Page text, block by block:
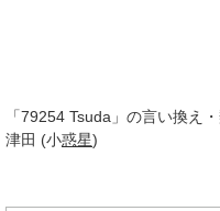
「79254 Tsuda 」の言い換え
津田 (小惑星)